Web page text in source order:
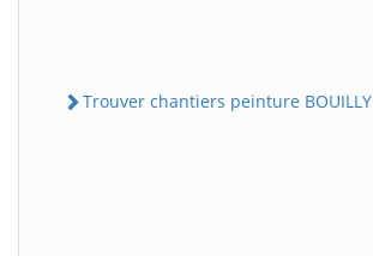
Trouver chantiers peinture BOUILLY